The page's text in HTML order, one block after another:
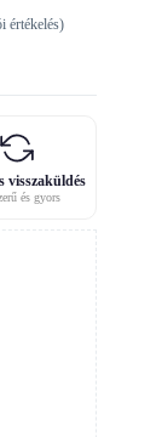
értékelés)
visszaküldés
és gyors